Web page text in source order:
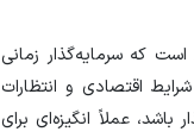
که سرمایه‌گذار زمانی
اقتصادی و انتظارات
عملاً انگیزه‌ای برای